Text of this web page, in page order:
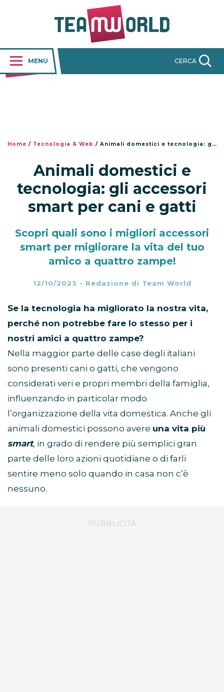
MENU CERCA
Home / Tecnologia & Web / Animali domestici e tecnologia: gli accessori smart per cani e gatti
Animali domestici e
tecnologia: gli accessori
smart per cani e gatti
Scopri quali sono i migliori accessori
smart per migliorare la vita del tuo
amico a quattro zampe!
12/10/2023 - Redazione di Team World
Se la tecnologia ha migliorato la nostra vita,
perché non potrebbe fare lo stesso per i
nostri amici a quattro zampe?
Nella maggior parte delle case degli italiani
sono presenti cani o gatti, che vengono
considerati veri e propri membri della famiglia,
influenzando in particolar modo
l’organizzazione della vita domestica. Anche gli
animali domestici possono avere una vita più
smart, in grado di rendere più semplici gran
parte delle loro azioni quotidiane o di farli
sentire meno solo quando in casa non c’è
nessuno.